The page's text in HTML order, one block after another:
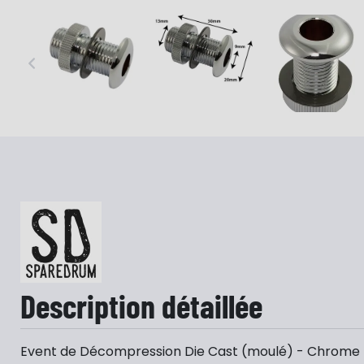
…
Description détaillée
Event de Décompression Die Cast (moulé) - Chrome